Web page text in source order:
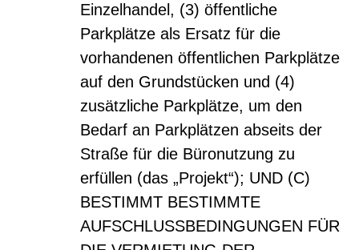
Einzelhandel, (3) öffentliche
Parkplätze als Ersatz für die
vorhandenen öffentlichen Parkplätze
auf den Grundstücken und (4)
zusätzliche Parkplätze, um den
Bedarf an Parkplätzen abseits der
Straße für die Büronutzung zu
erfüllen (das „Projekt“); UND (C)
BESTIMMT BESTIMMTE
AUFSCHLUSSBEDINGUNGEN FÜR